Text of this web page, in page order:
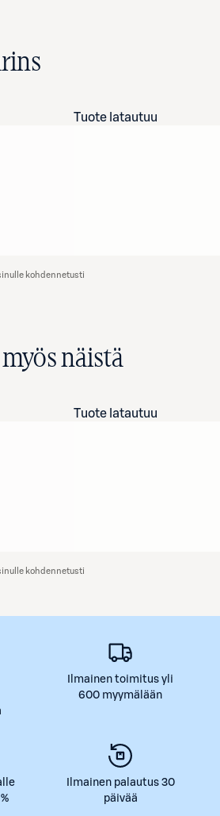
Tuote latautuu
kohdennetusti
näistä
Tuote latautuu
kohdennetusti
Ilmainen toimitus yli
600 myymälään
Ilmainen palautus 30
päivää